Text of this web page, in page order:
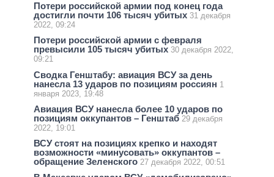
Потери российской армии под конец года
достигли почти 106 тысяч убитых 31 декабря
2022, 09:24
Потери российской армии с февраля
превысили 105 тысяч убитых 30 декабря 2022,
09:21
Сводка Генштабу: авиация ВСУ за день
нанесла 13 ударов по позициям россиян 1
января 2023, 19:48
Авиация ВСУ нанесла более 10 ударов по
позициям оккупантов – Генштаб 29 декабря
2022, 19:01
ВСУ стоят на позициях крепко и находят
возможности «минусовать» оккупантов –
обращение Зеленского 27 декабря 2022, 00:51